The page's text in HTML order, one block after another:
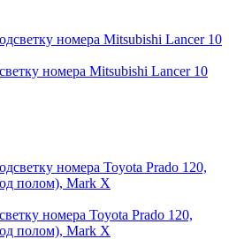
номера Mitsubishi Lancer 10
номера Toyota Prado 120,
полом), Mark X